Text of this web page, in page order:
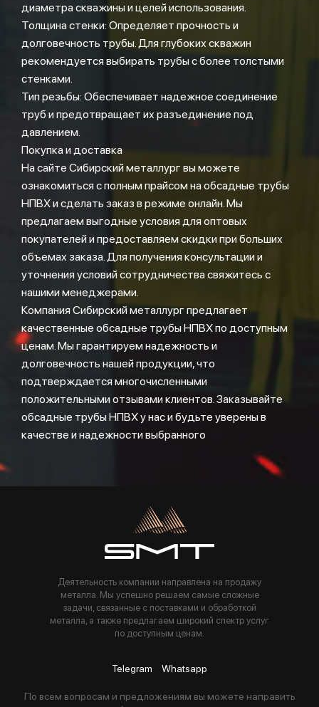
диаметра скважины и целей использования.
Толщина стенки: Определяет прочность и
долговечность трубы. Для глубоких скважин
рекомендуется выбирать трубы с более толстыми
стенками.
Тип резьбы: Обеспечивает надежное соединение
труб и предотвращает их разъединение под
давлением.
Покупка и доставка
На сайте Сибирский металлург вы можете
ознакомиться с полным прайсом на обсадные трубы
НПВХ и сделать заказ в режиме онлайн. Мы
предлагаем выгодные условия для оптовых
покупателей и предоставляем скидки при больших
объемах заказа. Для получения консультации и
уточнения условий сотрудничества свяжитесь с
нашими менеджерами.
Компания Сибирский металлург предлагает
качественные обсадные трубы НПВХ по доступным
ценам. Мы гарантируем надежность и
долговечность нашей продукции, что
подтверждается многочисленными
положительными отзывами клиентов. Заказывайте
обсадные трубы НПВХ у нас и будьте уверены в
качестве и надежности выбранного
Деятельность компании направлена на продажу
металла. Мы успешно решаем самые сложные
задачи, связанные с поставками и обработкой
металла, а также предлагаем широкий спектр услуг
по доступным ценам.
Telegram Whatsapp
По всем вопросам и предложениям вы можете направить